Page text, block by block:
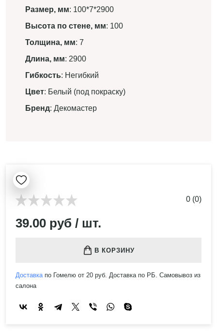
Размер, мм: 100*7*2900
Высота по стене, мм: 100
Толщина, мм: 7
Длина, мм: 2900
Гибкость: Негибкий
Цвет: Белый (под покраску)
Бренд: Декомастер
0 (0)
39.00 руб / шт.
В КОРЗИНУ
Доставкапо Гомелю от 20 руб. Доставка по РБ. Самовывоз из
салона